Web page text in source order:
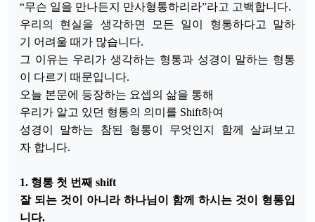
“무슨 일을 만나든지 만사형통하리라”라고 고백합니다.
우리의 현실을 생각하면 모든 일이 형통하다고 말하
기 어려울 때가 많습니다.
그 이유는 우리가 생각하는 형통과 성경이 말하는 형통
이 다르기 때문입니다.
오늘 본문에 등장하는 요셉의 삶을 통해
우리가 알고 있던 형통의 의미를 Shift하여
성경이 말하는 참된 형통이 무엇인지 함께 살펴보고
자 합니다.
1. 형통 첫 번째 shift
잘 되는 것이 아니라 하나님이 함께 하시는 것이 형통입
니다.